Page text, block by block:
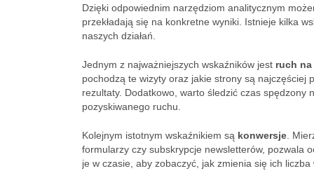
Dzięki odpowiednim narzędziom analitycznym
przekładają się na konkretne wyniki. Istnieje kilka
naszych działań.
Jednym z najważniejszych wskaźników jest ruch
pochodzą te wizyty oraz jakie strony są
rezultaty. Dodatkowo, warto śledzić czas
pozyskiwanego ruchu.
Kolejnym istotnym wskaźnikiem są konwersje .
formularzy czy subskrypcje newsletterów, pozwala
je w czasie, aby zobaczyć, jak zmienia się ich